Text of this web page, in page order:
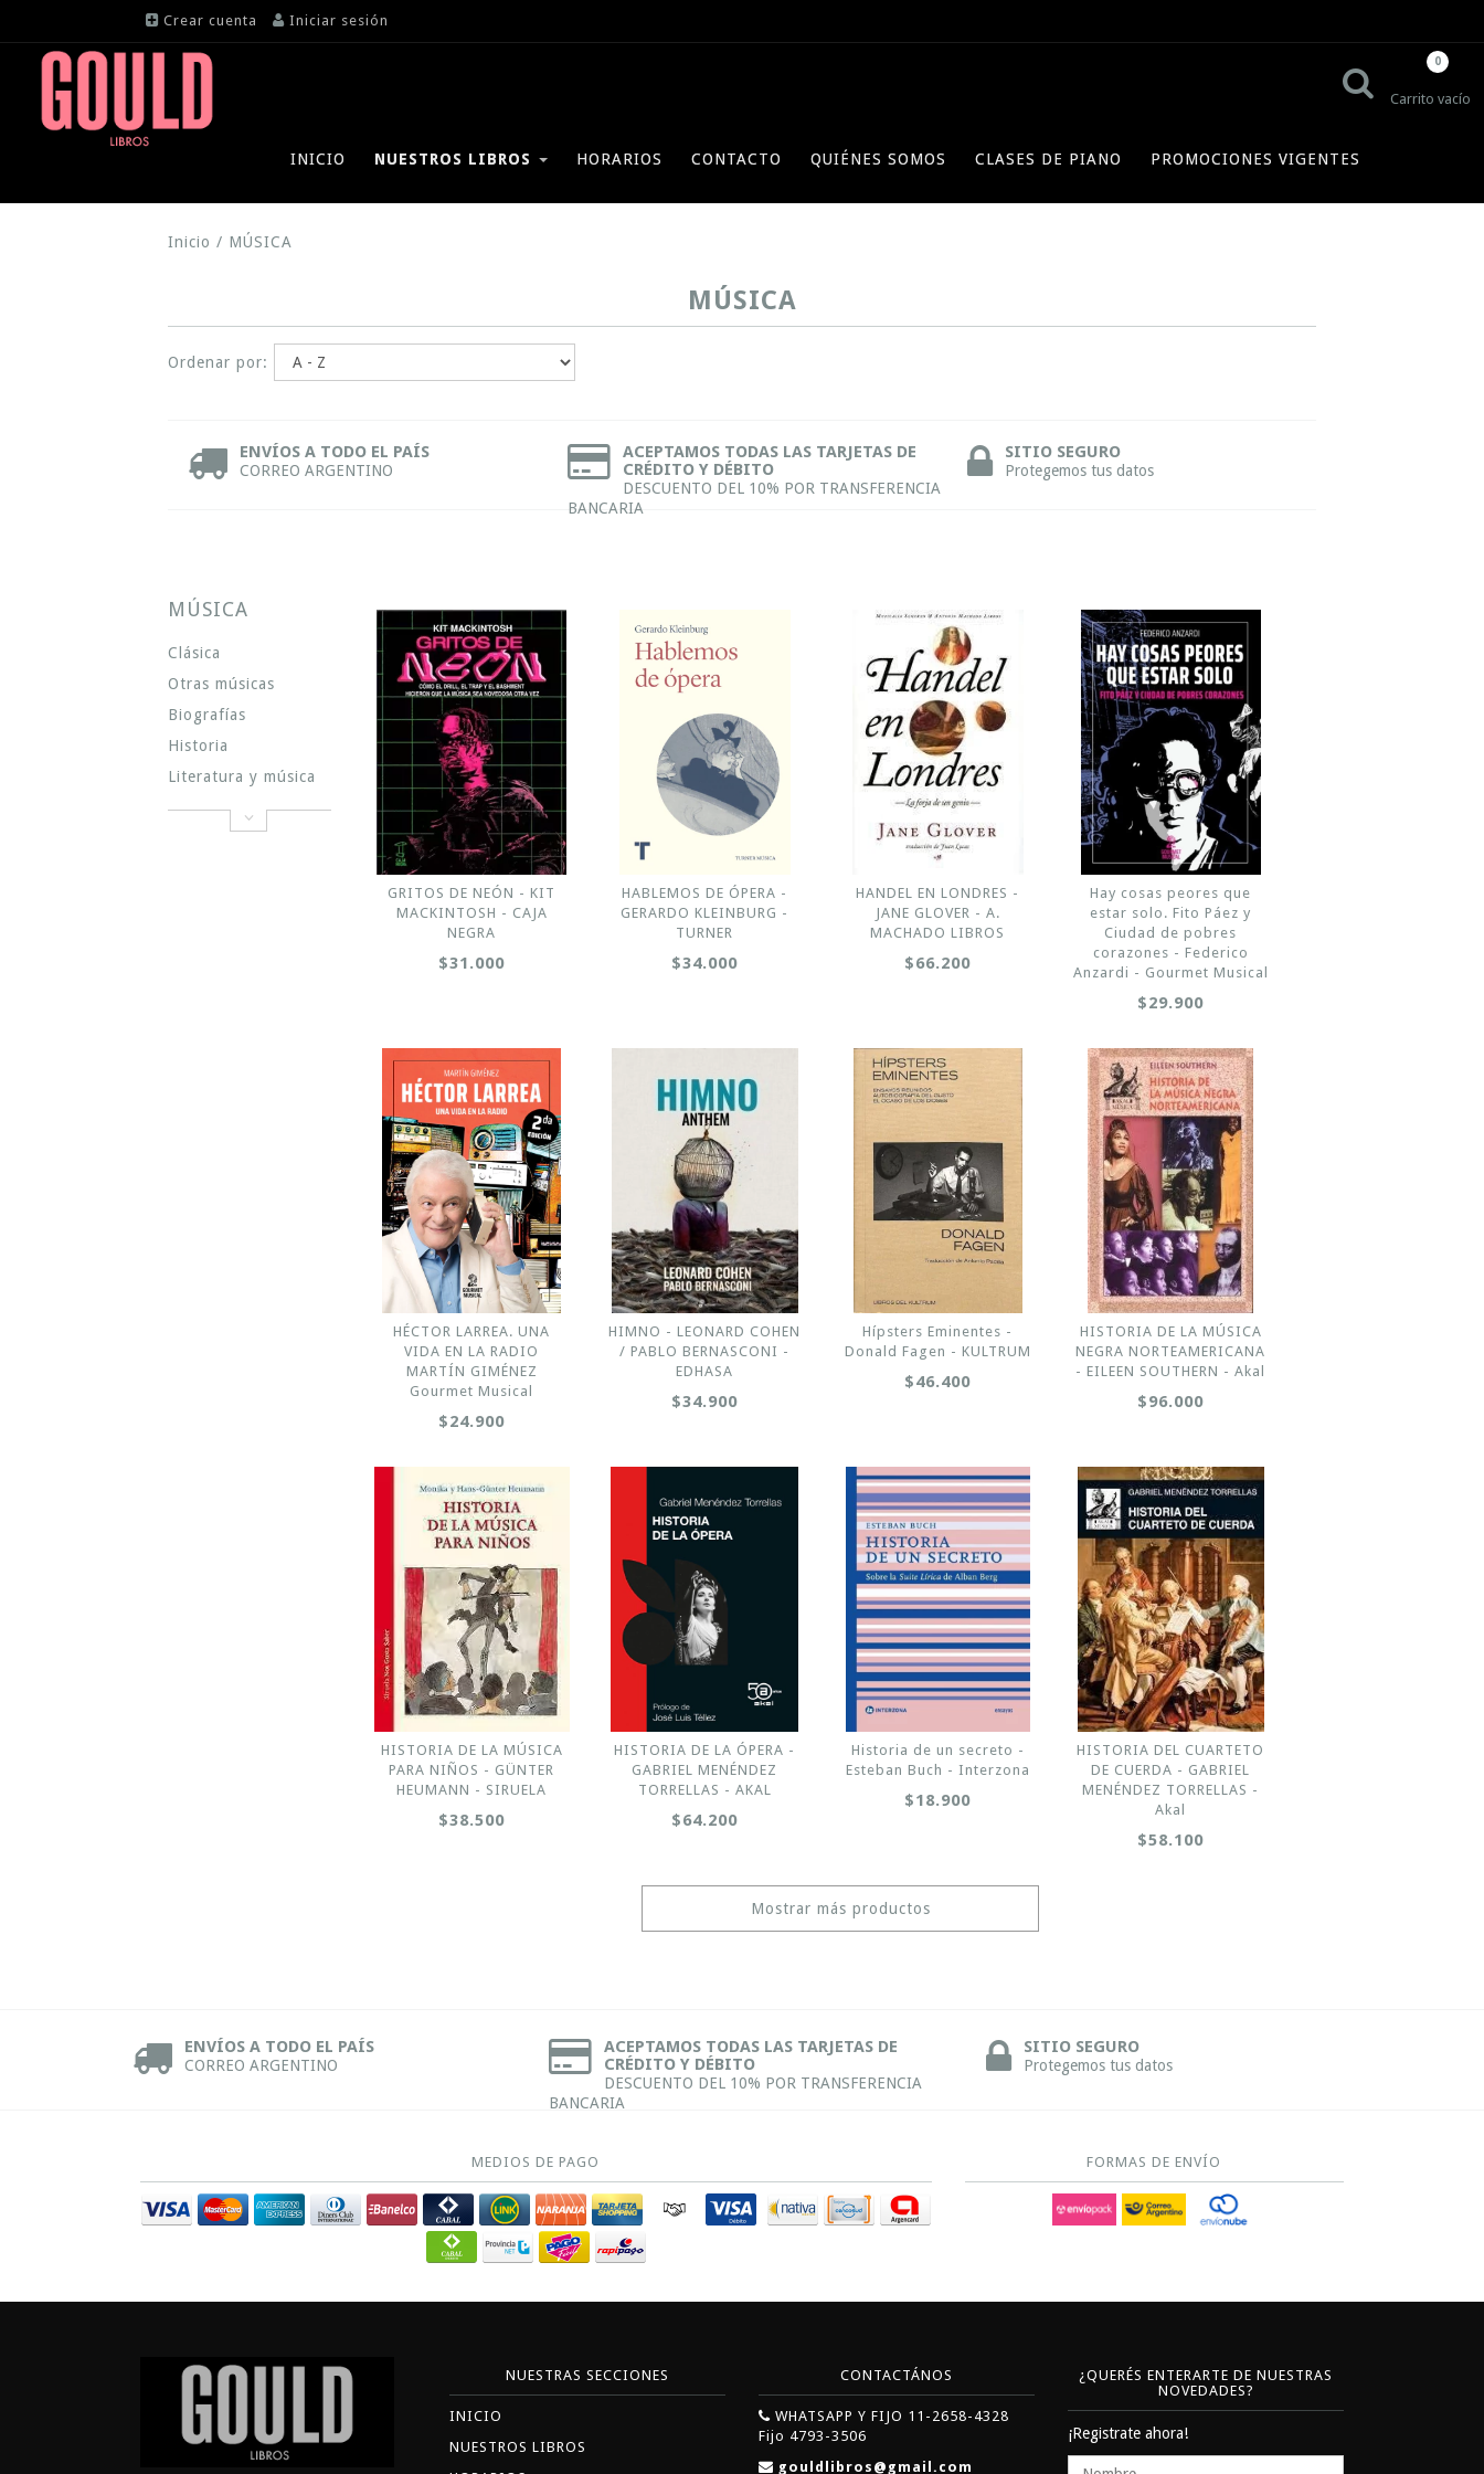
Crear cuenta Iniciar sesión
Carrito vacío
0
INICIO NUESTROS LIBROS HORARIOS CONTACTO QUIÉNES SOMOS CLASES DE PIANO PROMOCIONES VIGENTES
Inicio / MÚSICA
MÚSICA
Ordenar por:
ENVÍOS A TODO EL PAÍS
CORREO ARGENTINO
ACEPTAMOS TODAS LAS TARJETAS DE
CRÉDITO Y DÉBITO
DESCUENTO DEL 10% POR TRANSFERENCIA
BANCARIA
SITIO SEGURO
Protegemos tus datos
MÚSICA
Clásica
Otras músicas
Biografías
Historia
Literatura y música
GRITOS DE NEÓN - KIT
MACKINTOSH - CAJA
NEGRA
$31.000
HABLEMOS DE ÓPERA -
GERARDO KLEINBURG -
TURNER
$34.000
HANDEL EN LONDRES -
JANE GLOVER - A.
MACHADO LIBROS
$66.200
Hay cosas peores que
estar solo. Fito Páez y
Ciudad de pobres
corazones - Federico
Anzardi - Gourmet Musical
$29.900
HÉCTOR LARREA. UNA
VIDA EN LA RADIO
MARTÍN GIMÉNEZ
Gourmet Musical
$24.900
HIMNO - LEONARD COHEN
/ PABLO BERNASCONI -
EDHASA
$34.900
Hípsters Eminentes -
Donald Fagen - KULTRUM
$46.400
HISTORIA DE LA MÚSICA
NEGRA NORTEAMERICANA
- EILEEN SOUTHERN - Akal
$96.000
HISTORIA DE LA MÚSICA
PARA NIÑOS - GÜNTER
HEUMANN - SIRUELA
$38.500
HISTORIA DE LA ÓPERA -
GABRIEL MENÉNDEZ
TORRELLAS - AKAL
$64.200
Historia de un secreto -
Esteban Buch - Interzona
$18.900
HISTORIA DEL CUARTETO
DE CUERDA - GABRIEL
MENÉNDEZ TORRELLAS -
Akal
$58.100
Mostrar más productos
ENVÍOS A TODO EL PAÍS
CORREO ARGENTINO
ACEPTAMOS TODAS LAS TARJETAS DE
CRÉDITO Y DÉBITO
DESCUENTO DEL 10% POR TRANSFERENCIA
BANCARIA
SITIO SEGURO
Protegemos tus datos
MEDIOS DE PAGO FORMAS DE ENVÍO
NUESTRAS SECCIONES
INICIO
NUESTROS LIBROS
CONTACTÁNOS
WHATSAPP Y FIJO 11-2658-4328
Fijo 4793-3506
gouldlibros@gmail.com
¿QUERÉS ENTERARTE DE NUESTRAS
NOVEDADES?
¡Registrate ahora!